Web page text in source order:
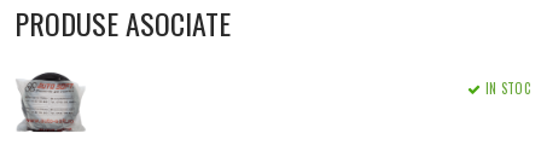
PRODUSE ASOCIATE
IN STOC